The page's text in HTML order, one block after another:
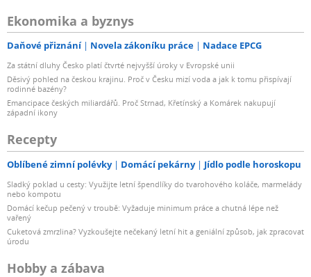
Ekonomika a byznys
Daňové přiznání Novela zákoníku práce Nadace EPCG
Za státní dluhy Česko platí čtvrté nejvyšší úroky v Evropské unii
Děsivý pohled na českou krajinu. Proč v Česku mizí voda a jak k tomu přispívají
rodinné bazény?
Emancipace českých miliardářů. Proč Strnad, Křetínský a Komárek nakupují
západní ikony
Recepty
Oblíbené zimní polévky Domácí pekárny Jídlo podle horoskopu
Sladký poklad u cesty: Využijte letní špendlíky do tvarohového koláče, marmelády
nebo kompotu
Domácí kečup pečený v troubě: Vyžaduje minimum práce a chutná lépe než
vařený
Cuketová zmrzlina? Vyzkoušejte nečekaný letní hit a geniální způsob, jak zpracovat
úrodu
Hobby a zábava